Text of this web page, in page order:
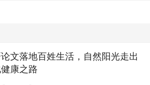
文落地百姓生活，自然阳光走出
康之路